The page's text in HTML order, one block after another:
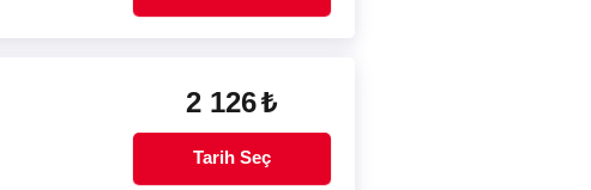
2 126₺
Tarih Seç